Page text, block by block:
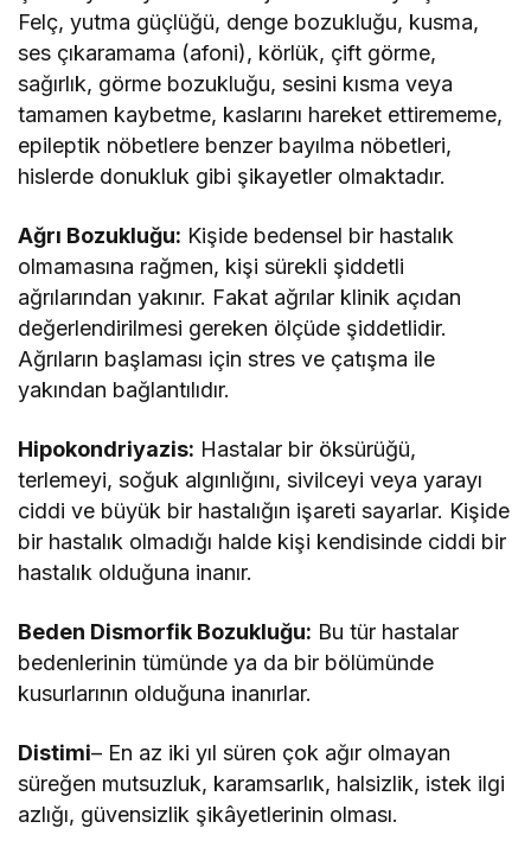
Felç, yutma güçlüğü, denge bozukluğu, kusma,
ses çıkaramama (afoni), körlük, çift görme,
sağırlık, görme bozukluğu, sesini kısma veya
tamamen kaybetme, kaslarını hareket ettirememe,
epileptik nöbetlere benzer bayılma nöbetleri,
hislerde donukluk gibi şikayetler olmaktadır.
Ağrı Bozukluğu: Kişide bedensel bir hastalık
olmamasına rağmen, kişi sürekli şiddetli
ağrılarından yakınır. Fakat ağrılar klinik açıdan
değerlendirilmesi gereken ölçüde şiddetlidir.
Ağrıların başlaması için stres ve çatışma ile
yakından bağlantılıdır.
Hipokondriyazis: Hastalar bir öksürüğü,
terlemeyi, soğuk algınlığını, sivilceyi veya yarayı
ciddi ve büyük bir hastalığın işareti sayarlar. Kişide
bir hastalık olmadığı halde kişi kendisinde ciddi bir
hastalık olduğuna inanır.
Beden Dismorfik Bozukluğu: Bu tür hastalar
bedenlerinin tümünde ya da bir bölümünde
kusurlarının olduğuna inanırlar.
Distimi– En az iki yıl süren çok ağır olmayan
süreğen mutsuzluk, karamsarlık, halsizlik, istek ilgi
azlığı, güvensizlik şikâyetlerinin olması.